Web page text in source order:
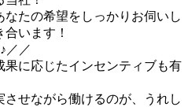
たの希望をしっかりお伺いし
います！
／／
に応じたインセンティブも有
せながら働けるのが、うれし